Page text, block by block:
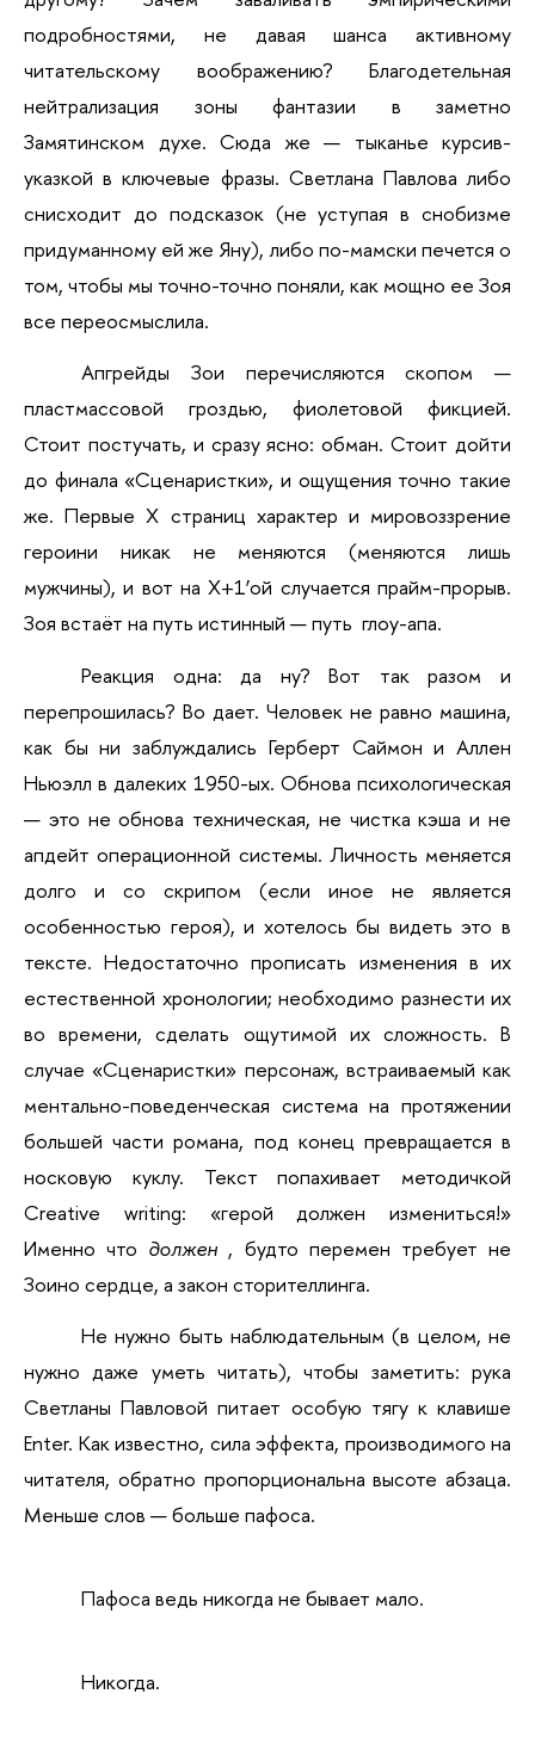
подробностями, не давая шанса активному
читательскому воображению? Благодетельная
нейтрализация зоны фантазии в заметно
Замятинском духе. Сюда же — тыканье курсив-
указкой в ключевые фразы. Светлана Павлова либо
снисходит до подсказок (не уступая в снобизме
придуманному ей же Яну), либо по-мамски печется о
том, чтобы мы точно-точно поняли, как мощно ее Зоя
все переосмыслила.
Апгрейды Зои перечисляются скопом —
пластмассовой гроздью, фиолетовой фикцией.
Стоит постучать, и сразу ясно: обман. Стоит дойти
до финала «Сценаристки», и ощущения точно такие
же. Первые Х страниц характер и мировоззрение
героини никак не меняются (меняются лишь
мужчины), и вот на Х+1’ой случается прайм-прорыв.
Зоя встаёт на путь истинный — путь  глоу-апа.
Реакция одна: да ну? Вот так разом и
перепрошилась? Во дает. Человек не равно машина,
как бы ни заблуждались Герберт Саймон и Аллен
Ньюэлл в далеких 1950-ых. Обнова психологическая
— это не обнова техническая, не чистка кэша и не
апдейт операционной системы. Личность меняется
долго и со скрипом (если иное не является
особенностью героя), и хотелось бы видеть это в
тексте. Недостаточно прописать изменения в их
естественной хронологии; необходимо разнести их
во времени, сделать ощутимой их сложность. В
случае «Сценаристки» персонаж, встраиваемый как
ментально-поведенческая система на протяжении
большей части романа, под конец превращается в
носковую куклу. Текст попахивает методичкой
Creative writing: «герой должен измениться!»
Именно что должен , будто перемен требует не
Зоино сердце, а закон сторителлинга.
Не нужно быть наблюдательным (в целом, не
нужно даже уметь читать), чтобы заметить: рука
Светланы Павловой питает особую тягу к клавише
Enter. Как известно, сила эффекта, производимого на
читателя, обратно пропорциональна высоте абзаца.
Меньше слов — больше пафоса.
Пафоса ведь никогда не бывает мало.
Никогда.